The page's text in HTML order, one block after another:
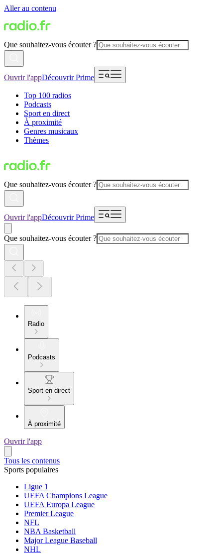
Aller au contenu
Que souhaitez-vous écouter ?
Ouvrir l'appDécouvrir Prime
Top 100 radios
Podcasts
Sport en direct
À proximité
Genres musicaux
Thèmes
Que souhaitez-vous écouter ?
Ouvrir l'appDécouvrir Prime
Que souhaitez-vous écouter ?
Radio
Podcasts
Sport en direct
À proximité
Ouvrir l'app
Tous les contenus
Sports populaires
Ligue 1
UEFA Champions League
UEFA Europa League
Premier League
NFL
NBA Basketball
Major League Baseball
NHL